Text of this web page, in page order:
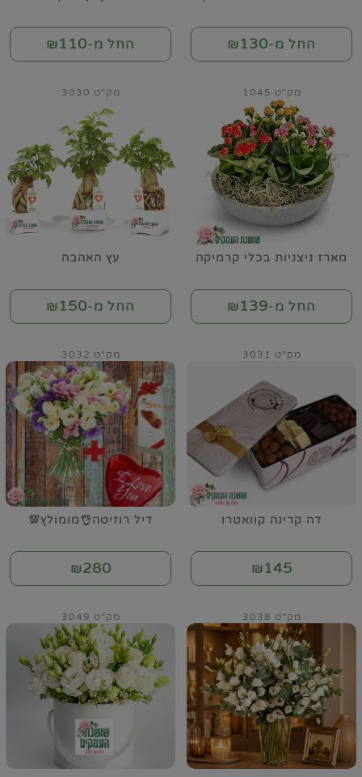
החל מ-₪130 החל מ-₪110
מארז ניצניות בכלי קרמיקה
מק"ט 1045
החל מ-₪139
עץ האהבה
מק"ט 3030
החל מ-₪150
דה קרינה קוואטרו
מק"ט 3031
₪145
דיל רוזיטה👌מומולץ💯
מק"ט 3032
₪280
מק"ט 3038 מק"ט 3049